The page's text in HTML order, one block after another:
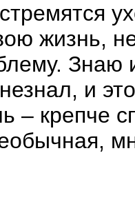
жизнь,
Знаю
и
– крепче